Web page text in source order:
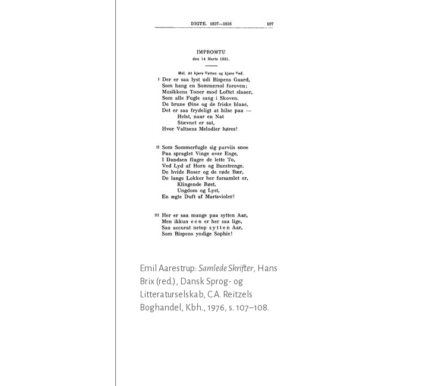
Emil Aarestrup: Samlede Skrifter, Hans
Brix (red.), Dansk Sprog- og
Litteraturselskab, C.A. Reitzels
Boghandel, Kbh., 1976, s. 107–108.